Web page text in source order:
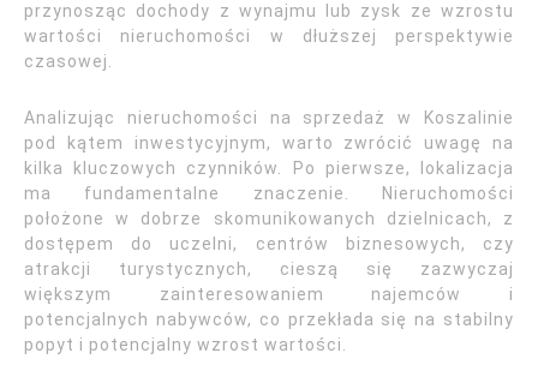
przynosząc dochody z wynajmu lub zysk ze wzrostu
wartości nieruchomości w dłuższej perspektywie
czasowej.
Analizując nieruchomości na sprzedaż w Koszalinie
pod kątem inwestycyjnym, warto zwrócić uwagę na
kilka kluczowych czynników. Po pierwsze, lokalizacja
ma fundamentalne znaczenie. Nieruchomości
położone w dobrze skomunikowanych dzielnicach, z
dostępem do uczelni, centrów biznesowych, czy
atrakcji turystycznych, cieszą się zazwyczaj
większym zainteresowaniem najemców i
potencjalnych nabywców, co przekłada się na stabilny
popyt i potencjalny wzrost wartości.